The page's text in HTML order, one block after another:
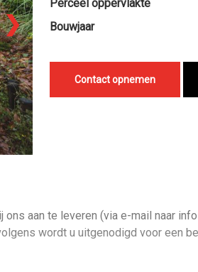
❯
Perceel oppervlakte
Bouwjaar
Contact opnemen
aan te leveren (via e-mail naar
wordt u uitgenodigd voor een